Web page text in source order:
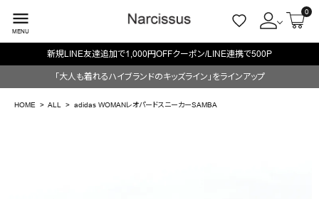
menu
MENU
0
ようこそ ゲスト 様
新規LINE友達追加で1,000円OFFクーポン/LINE連携で500P
「大人も着れるハイブランドのキッズライン」をラインアップ
HOME ALL adidas WOMANレオパードスニーカーSAMBA